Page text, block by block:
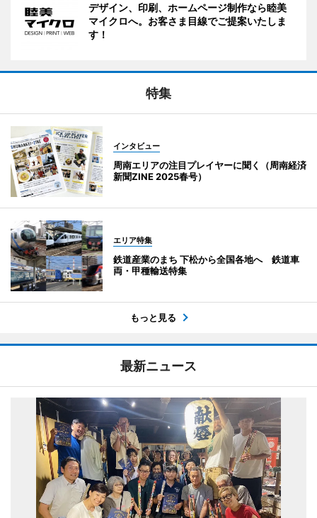
デザイン、印刷、ホームページ制作なら睦美
マイクロへ。お客さま目線でご提案いたしま
す！
特集
インタビュー
周南エリアの注目プレイヤーに聞く（周南経済
新聞ZINE 2025春号）
エリア特集
鉄道産業のまち 下松から全国各地へ 鉄道車
両・甲種輸送特集
もっと見る
最新ニュース